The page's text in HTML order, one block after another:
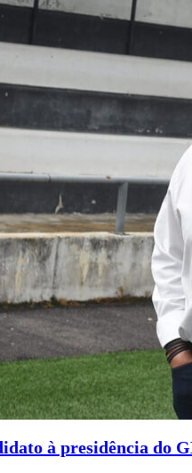
à presidência do